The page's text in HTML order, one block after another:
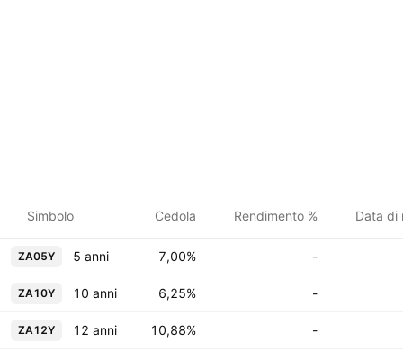
Simbolo Cedola Rendimento % Data di
ZA05Y 5 anni 7,00% -
ZA10Y 10 anni 6,25% -
ZA12Y 12 anni 10,88% -